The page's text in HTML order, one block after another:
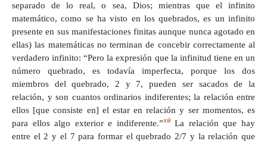
separado de lo real, o sea, Dios; mientras que el infinito
matemático, como se ha visto en los quebrados, es un infinito
presente en sus manifestaciones finitas aunque nunca agotado en
ellas) las matemáticas no terminan de concebir correctamente al
verdadero infinito: “Pero la expresión que la infinitud tiene en un
número quebrado, es todavía imperfecta, porque los dos
miembros del quebrado, 2 y 7, pueden ser sacados de la
relación, y son cuantos ordinarios indiferentes; la relación entre
ellos [que consiste en] el estar en relación y ser momentos, es
para ellos algo exterior e indiferente.”xiiiLa relación que hay
entre el 2 y el 7 para formar el quebrado 2/7 y la relación que